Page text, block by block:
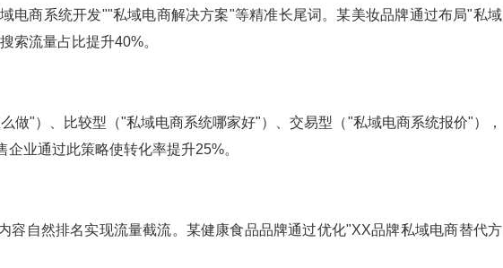
电商系统开发""私域电商解决方案"等精准长尾词。某美妆品牌通过布局"私域
索流量占比提升40%。
做"）、比较型（"私域电商系统哪家好"）、交易型（"私域电商系统报价"），
业通过此策略使转化率提升25%。
容自然排名实现流量截流。某健康食品品牌通过优化"XX品牌私域电商替代方